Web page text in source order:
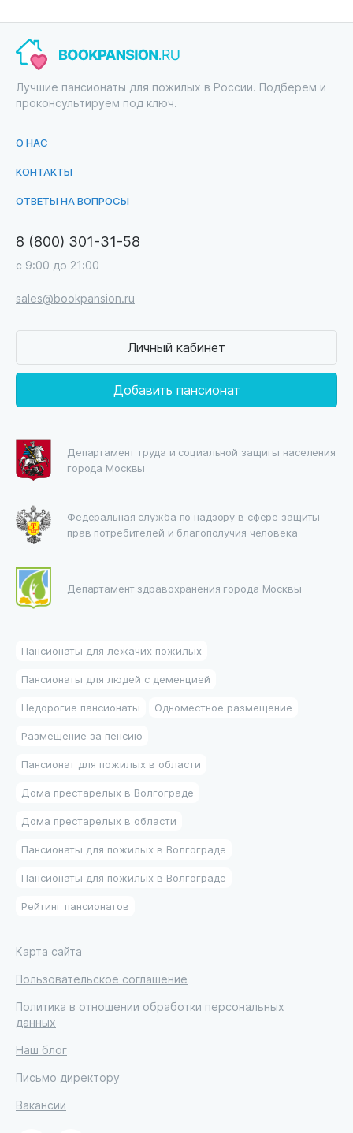
Лучшие пансионаты для пожилых в России. Подберем и
проконсультируем под ключ.
О НАС
КОНТАКТЫ
ОТВЕТЫ НА ВОПРОСЫ
8 (800) 301-31-58
с 9:00 до 21:00
sales@bookpansion.ru
Личный кабинет
Добавить пансионат
Департамент труда и социальной защиты населения
города Москвы
Федеральная служба по надзору в сфере защиты
прав потребителей и благополучия человека
Департамент здравохранения города Москвы
Пансионаты для лежачих пожилых
Пансионаты для людей с деменцией
Недорогие пансионаты Одноместное размещение
Размещение за пенсию
Пансионат для пожилых в области
Дома престарелых в Волгограде
Дома престарелых в области
Пансионаты для пожилых в Волгограде
Пансионаты для пожилых в Волгограде
Рейтинг пансионатов
Карта сайта
Пользовательское соглашение
Политика в отношении обработки персональных
данных
Наш блог
Письмо директору
Вакансии